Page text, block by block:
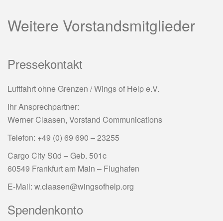
Weitere Vorstandsmitglieder
Pressekontakt
Luftfahrt ohne Grenzen / Wings of Help e.V.
Ihr Ansprechpartner:
Werner Claasen, Vorstand Communications
Telefon: +49 (0) 69 690 – 23255
Cargo City Süd – Geb. 501c
60549 Frankfurt am Main – Flughafen
E-Mail: w.claasen@wingsofhelp.org
Spendenkonto